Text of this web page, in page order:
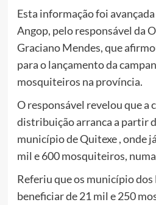
Esta informação foi
Angop, pelo responsável da
Graciano Mendes, que
para o lançamento da
mosquiteiros na província.
O responsável revelou que a
distribuição arranca a partir
município de Quitexe , onde
mil e 600 mosquiteiros,
Referiu que os município dos
beneficiar de 21 mil e 250